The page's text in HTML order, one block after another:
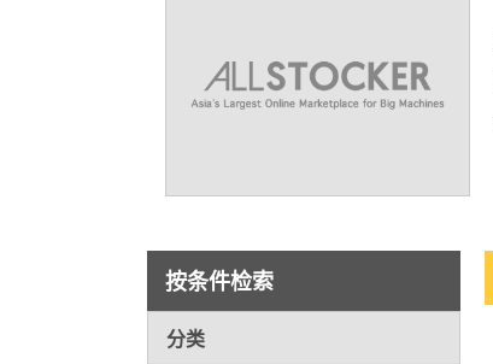
按条件检索
分类